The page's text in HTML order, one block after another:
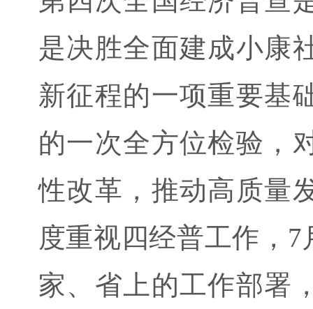
是决胜全面建成小康
新征程的一项重要基
的一次全方位检验，
性改革，推动高质量
度重视四经普工作，
家、省上的工作部署